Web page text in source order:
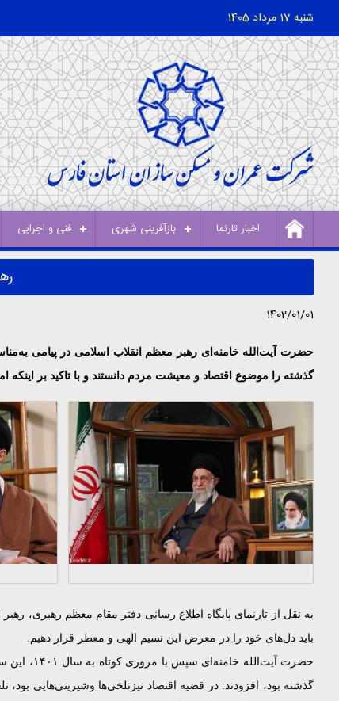
شنبه 17 مرداد 1405
اخبار تارنما بازآفرینی شهری فنی و اجرایی
1402/01/01
گذشته را موضوع اقتصاد و معیشت مردم دانستند و با تاکید بر اینکه امسال نیز اقتصاد،
به نقل از تارنمای پایگاه اطلاع رسانی دفتر مقام معظم رهبری،
باید دل‌های خود را در معرض این نسیم الهی و معطر قرار دهیم.
حضرت
گذشته بود، افزودند: در قضیه اقتصاد نیزتلخی‌ها وشیرینی‌هایی